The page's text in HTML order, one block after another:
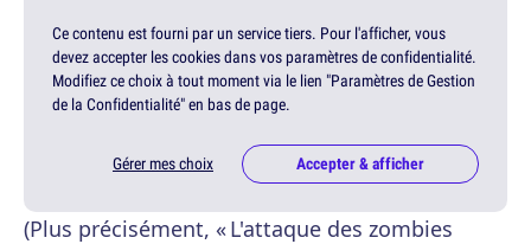
Ce contenu est fourni par un service tiers. Pour l'afficher, vous
devez accepter les cookies dans vos paramètres de confidentialité.
Modifiez ce choix à tout moment via le lien "Paramètres de Gestion
de la Confidentialité" en bas de page.
Gérer mes choix Accepter & afficher
(Plus précisément, « L'attaque des zombies